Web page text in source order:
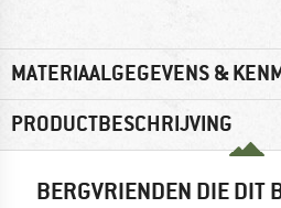
MATERIAALGEGEVENS &
PRODUCTBESCHRIJVING
BERGVRIENDEN DIE DIT